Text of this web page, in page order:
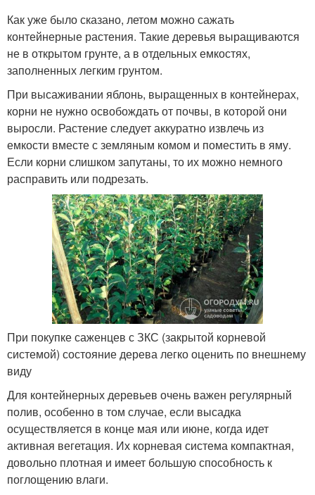
Как уже было сказано, летом можно сажать
контейнерные растения. Такие деревья выращиваются
не в открытом грунте, а в отдельных емкостях,
заполненных легким грунтом.
При высаживании яблонь, выращенных в контейнерах,
корни не нужно освобождать от почвы, в которой они
выросли. Растение следует аккуратно извлечь из
емкости вместе с земляным комом и поместить в яму.
Если корни слишком запутаны, то их можно немного
расправить или подрезать.
При покупке саженцев с ЗКС (закрытой корневой
системой) состояние дерева легко оценить по внешнему
виду
Для контейнерных деревьев очень важен регулярный
полив, особенно в том случае, если высадка
осуществляется в конце мая или июне, когда идет
активная вегетация. Их корневая система компактная,
довольно плотная и имеет большую способность к
поглощению влаги.